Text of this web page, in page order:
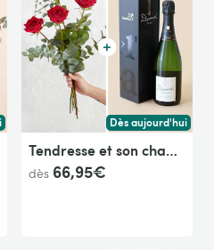
(pour toute commande passée
Dès aujourd'hui
Livraison dès
Tendresse et son champagne Devaux
dès 66,95€